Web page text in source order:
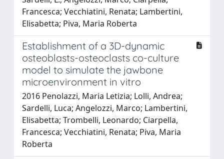
Francesca; Vecchiatini, Renata; Lambertini,
Elisabetta; Piva, Maria Roberta
Establishment of a 3D-dynamic
osteoblasts-osteoclasts co-culture
model to simulate the jawbone
microenvironment in vitro
2016 Penolazzi, Maria Letizia; Lolli, Andrea;
Sardelli, Luca; Angelozzi, Marco; Lambertini,
Elisabetta; Trombelli, Leonardo; Ciarpella,
Francesca; Vecchiatini, Renata; Piva, Maria
Roberta